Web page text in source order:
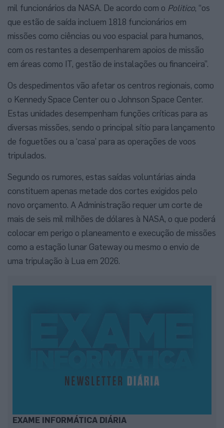
mil funcionários da NASA. De acordo com o Politico, “os
que estão de saída incluem 1818 funcionários em
missões como ciências ou voo espacial para humanos,
com os restantes a desempenharem apoios de missão
em áreas como IT, gestão de instalações ou financeira”.
Os despedimentos vão afetar os centros regionais, como
o Kennedy Space Center ou o Johnson Space Center.
Estas unidades desempenham funções críticas para as
diversas missões, sendo o principal sítio para lançamento
de foguetões ou a ‘casa’ para as operações de voos
tripulados.
Segundo os rumores, estas saídas voluntárias ainda
constituem apenas metade dos cortes exigidos pelo
novo orçamento. A Administração requer um corte de
mais de seis mil milhões de dólares à NASA, o que poderá
colocar em perigo o planeamento e execução de missões
como a estação lunar Gateway ou mesmo o envio de
uma tripulação à Lua em 2026.
EXAME INFORMÁTICA DIÁRIA